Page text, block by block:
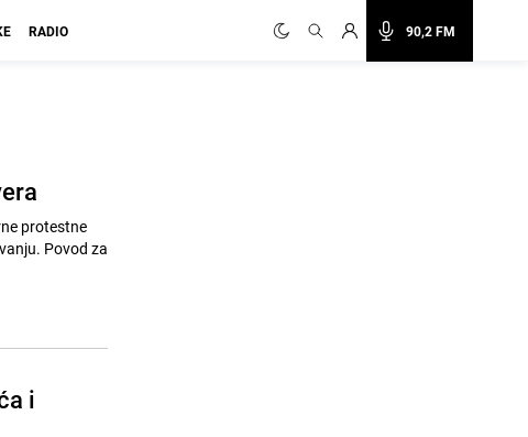
90,2 FM
RADIO
protestne
Povod za
i